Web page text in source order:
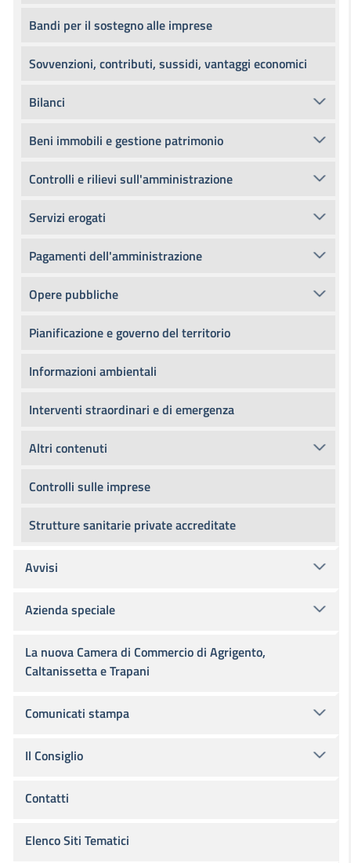
Bandi per il sostegno alle imprese
Sovvenzioni, contributi, sussidi, vantaggi economici
Bilanci
Beni immobili e gestione patrimonio
Controlli e rilievi sull'amministrazione
Servizi erogati
Pagamenti dell'amministrazione
Opere pubbliche
Pianificazione e governo del territorio
Informazioni ambientali
Interventi straordinari e di emergenza
Altri contenuti
Controlli sulle imprese
Strutture sanitarie private accreditate
Avvisi
Azienda speciale
La nuova Camera di Commercio di Agrigento,
Caltanissetta e Trapani
Comunicati stampa
Il Consiglio
Contatti
Elenco Siti Tematici